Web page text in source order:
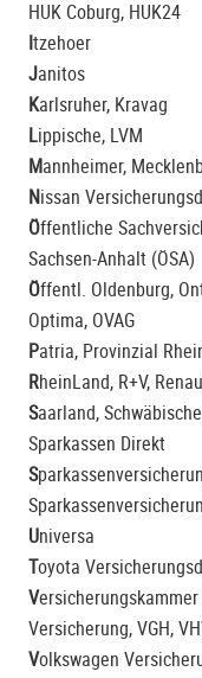
HUK Coburg, HUK24
Itzehoer
Janitos
Karlsruher, Kravag
Lippische, LVM
Mannheimer,
Nissan
Öffentliche
Sachsen-Anhalt (ÖSA)
Öffentl. Oldenburg,
Optima, OVAG
Patria, Provinzial
RheinLand, R+V,
Saarland,
Sparkassen Direkt
S
Universa
Toyota
V
Versicherung, VGH,
Volkswagen